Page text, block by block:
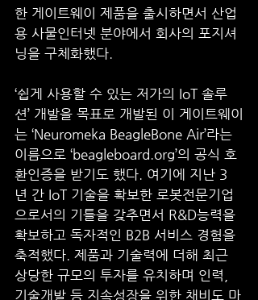
한 게이트웨이 제품을 출시하면서 산업
용 사물인터넷 분야에서 회사의 포지셔
닝을 구체화했다.
‘쉽게 사용할 수 있는 저가의 IoT 솔루
션’ 개발을 목표로 개발된 이 게이트웨이
는 ‘Neuromeka BeagleBone Air’라는
이름으로 ‘beagleboard.org’의 공식 호
환인증을 받기도 했다. 여기에 지난 3
년 간 IoT 기술을 확보한 로봇전문기업
으로서의 기틀을 갖추면서 R&D능력을
확보하고 독자적인 B2B 서비스 경험을
축적했다. 제품과 기술력에 더해 최근
상당한 규모의 투자를 유치하며 인력,
기술개발 등 지속성장을 위한 채비도 마